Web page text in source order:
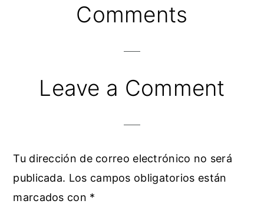
Comments
Leave a Comment
Tu dirección de correo electrónico no será
publicada. Los campos obligatorios están
marcados con *